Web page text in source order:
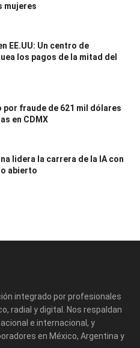
mujeres
EE.UU: Un centro de
los pagos de la mitad del
por fraude de 621 mil dólares
en CDMX
lidera la carrera de la IA con
abierto
integrado por profesionales
radial y digital. Nos respaldan
e internacional, y
en México, Argentina y